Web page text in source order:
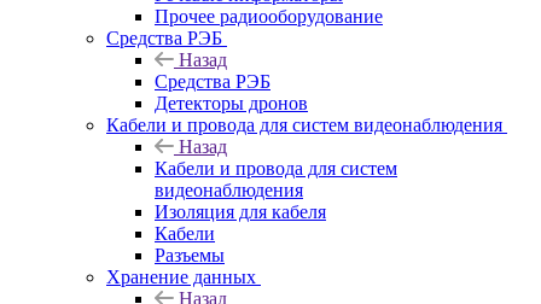
Прочее радиооборудование
Средства РЭБ
Назад
Средства РЭБ
Детекторы дронов
Кабели и провода для систем видеонаблюдения
Назад
Кабели и провода для систем
видеонаблюдения
Изоляция для кабеля
Кабели
Разъемы
Хранение данных
Назад